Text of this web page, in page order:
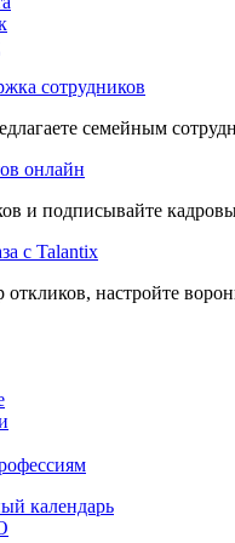
сотрудников
семейным
онлайн
и подписывайте
с Talantix
настройте
календарь